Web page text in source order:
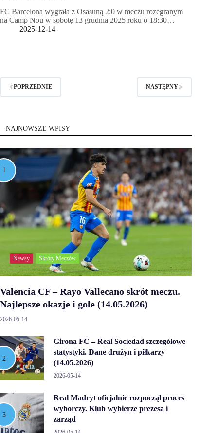
FC Barcelona wygrała z Osasuną 2:0 w meczu rozegranym
na Camp Nou w sobotę 13 grudnia 2025 roku o 18:30…
2025-12-14
POPRZEDNIE NASTĘPNY
NAJNOWSZE WPISY
Newsy Skróty Meczów
Valencia CF – Rayo Vallecano skrót meczu.
Najlepsze okazje i gole (14.05.2026)
2026-05-14
Girona FC – Real Sociedad szczegółowe
statystyki. Dane drużyn i piłkarzy
(14.05.2026)
2026-05-14
Real Madryt oficjalnie rozpoczął proces
wyborczy. Klub wybierze prezesa i
zarząd